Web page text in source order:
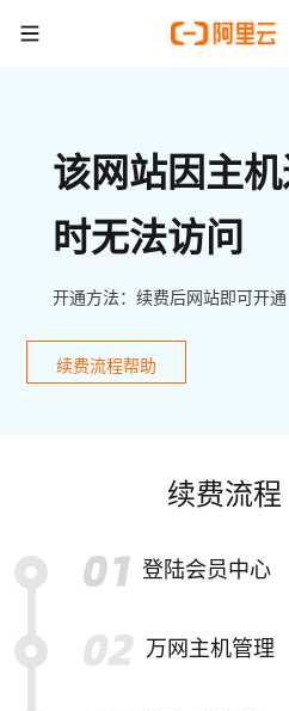
该网站因主
时无法访问
开通方法：续费后网站即可开通
续费流程帮助
续费流程
登陆会员中心
万网主机管理